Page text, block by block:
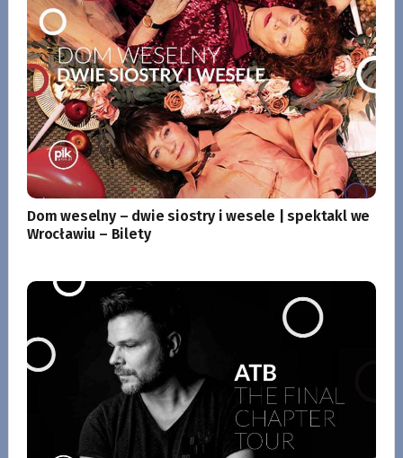
Dom weselny – dwie siostry i wesele | spektakl we
Wrocławiu – Bilety